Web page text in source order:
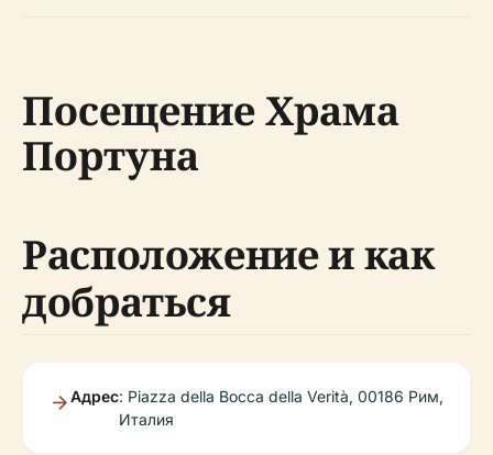
Посещение Храма
Портуна
Расположение и как
добраться
Адрес: Piazza della Bocca della Verità, 00186 Рим,
Италия